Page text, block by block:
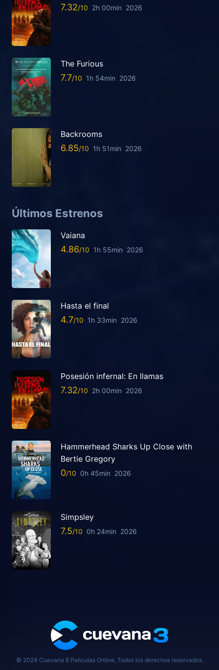
7.32 2h 00min 2026
The Furious
7.7 1h 54min 2026
Backrooms
6.85 1h 51min 2026
Últimos Estrenos
Vaiana
4.86 1h 55min 2026
Hasta el final
4.7 1h 33min 2026
Posesión infernal: En llamas
7.32 2h 00min 2026
Hammerhead Sharks Up Close with
Bertie Gregory
0 0h 45min 2026
Simpsley
7.5 0h 24min 2026
© 2024 Cuevana 8 Peliculas Online, Todos los derechos reservados.